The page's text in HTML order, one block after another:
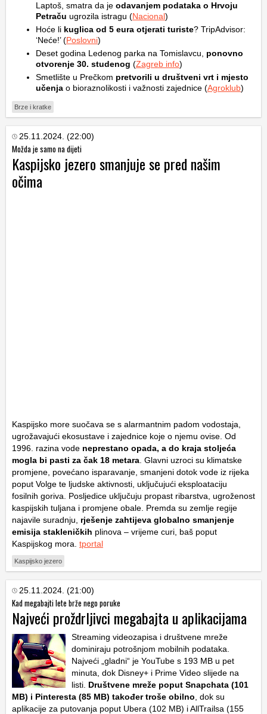
Laptoš, smatra da je odavanjem podataka o Hrvoju
Petraču ugrozila istragu (Nacional)
Hoće li kuglica od 5 eura otjerati turiste? TripAdvisor:
‘Neće!’ (Poslovni)
Deset godina Ledenog parka na Tomislavcu, ponovno
otvorenje 30. studenog (Zagreb info)
Smetlište u Prečkom pretvorili u društveni vrt i mjesto
učenja o bioraznolikosti i važnosti zajednice (Agroklub)
Brze i kratke
25.11.2024. (22:00)
Možda je samo na dijeti
Kaspijsko jezero smanjuje se pred našim
očima
Kaspijsko more suočava se s alarmantnim padom vodostaja,
ugrožavajući ekosustave i zajednice koje o njemu ovise. Od
1996. razina vode neprestano opada, a do kraja stoljeća
mogla bi pasti za čak 18 metara . Glavni uzroci su klimatske
promjene, povećano isparavanje, smanjeni dotok vode iz rijeka
poput Volge te ljudske aktivnosti, uključujući eksploataciju
fosilnih goriva. Posljedice uključuju propast ribarstva, ugroženost
kaspijskih tuljana i promjene obale. Premda su zemlje regije
najavile suradnju, rješenje zahtijeva globalno smanjenje
emisija stakleničkih plinova – vrijeme curi, baš poput
Kaspijskog mora. tportal
Kaspijsko jezero
25.11.2024. (21:00)
Kad megabajti lete brže nego poruke
Najveći proždrljivci megabajta u aplikacijama
Streaming videozapisa i društvene mreže
dominiraju potrošnjom mobilnih podataka.
Najveći „gladni“ je YouTube s 193 MB u pet
minuta, dok Disney+ i Prime Video slijede na
listi. Društvene mreže poput Snapchata (101
MB) i Pinteresta (85 MB) također troše obilno , dok su
aplikacije za putovanja poput Ubera (102 MB) i AllTrailsa (155